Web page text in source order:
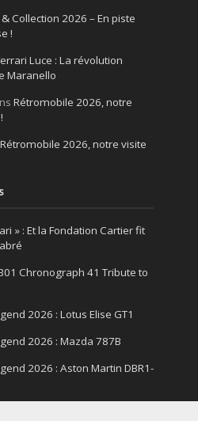
Collection 2026 – En piste
!
Luce : La révolution
Maranello
Rétromobile 2026, notre
Rétromobile 2026, notre visite
» : Et la Fondation Cartier fit
Chronograph 41 Tribute to
2026 : Lotus Elise GT1
2026 : Mazda 787B
2026 : Aston Martin DBR1-